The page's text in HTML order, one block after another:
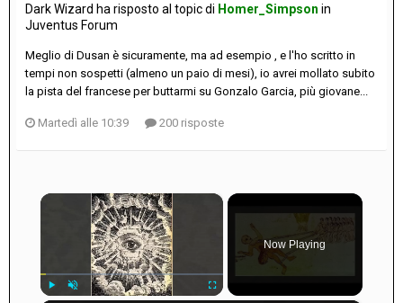
Dark Wizard ha risposto al topic di Homer_Simpson in
Juventus Forum
Meglio di Dusan è sicuramente, ma ad esempio , e l'ho scritto in
tempi non sospetti (almeno un paio di mesi), io avrei mollato subito
la pista del francese per buttarmi su Gonzalo Garcia, più giovane...
Martedì alle 10:39 200 risposte
×
Now Playing